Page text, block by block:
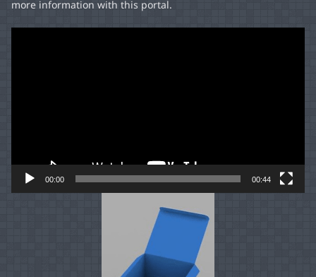
more information with this portal.
00:00 00:44